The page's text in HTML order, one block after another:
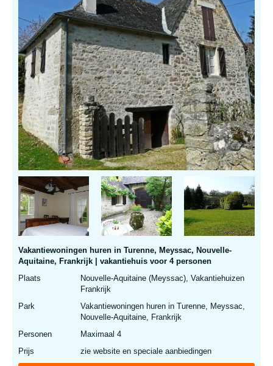
Vakantiewoningen huren in Turenne, Meyssac, Nouvelle-
Aquitaine, Frankrijk | vakantiehuis voor 4 personen
Plaats
Nouvelle-Aquitaine (Meyssac), Vakantiehuizen
Frankrijk
Park
Vakantiewoningen huren in Turenne, Meyssac,
Nouvelle-Aquitaine, Frankrijk
Personen
Maximaal 4
Prijs
zie website en speciale aanbiedingen